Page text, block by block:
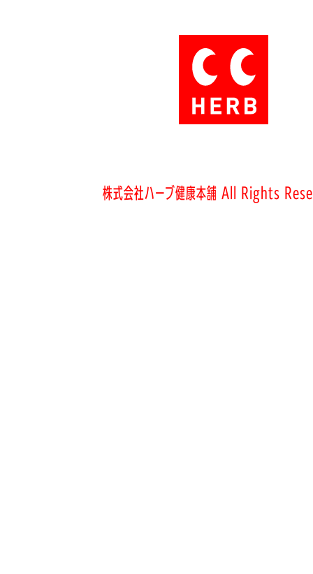
株式会社ハーブ健康本舗 All Rights